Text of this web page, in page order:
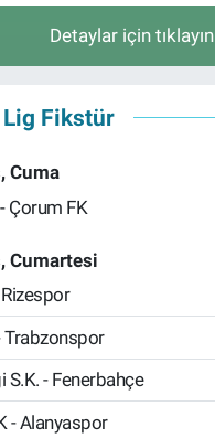
Detaylar için tıklayın
Fikstür
Cuma
Çorum FK
Cumartesi
Trabzonspor
S.K. - Fenerbahçe
- Alanyaspor